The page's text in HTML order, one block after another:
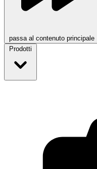
passa al contenuto principale
Prodotti